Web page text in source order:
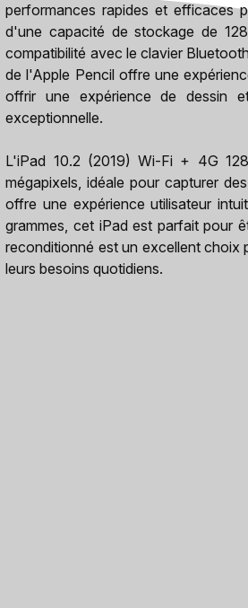
performances rapides et efficaces
d'une capacité de stockage de
compatibilité avec le clavier
de l'Apple Pencil offre une
offrir une expérience de dessin
exceptionnelle.
L'iPad 10.2 (2019) Wi-Fi + 4G
mégapixels, idéale pour capturer
offre une expérience utilisateur
grammes, cet iPad est parfait pour
reconditionné est un excellent choix
leurs besoins quotidiens.